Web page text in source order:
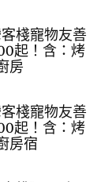
棧寵物友善
起！含：烤
房
棧寵物友善
起！含：烤
房宿